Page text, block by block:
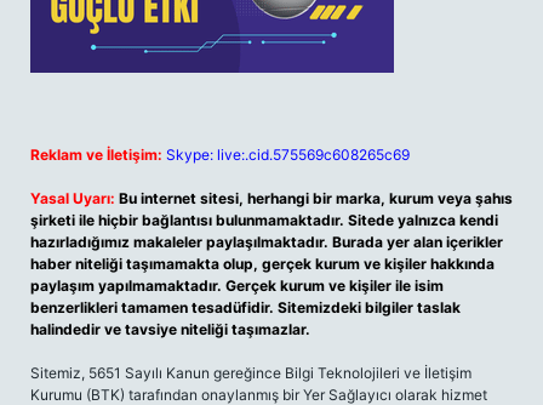
Reklam ve İletişim: Skype: live:.cid.575569c608265c69
Yasal Uyarı: Bu internet sitesi, herhangi bir marka, kurum veya şahıs
şirketi ile hiçbir bağlantısı bulunmamaktadır. Sitede yalnızca kendi
hazırladığımız makaleler paylaşılmaktadır. Burada yer alan içerikler
haber niteliği taşımamakta olup, gerçek kurum ve kişiler hakkında
paylaşım yapılmamaktadır. Gerçek kurum ve kişiler ile isim
benzerlikleri tamamen tesadüfidir. Sitemizdeki bilgiler taslak
halindedir ve tavsiye niteliği taşımazlar.
Sitemiz, 5651 Sayılı Kanun gereğince Bilgi Teknolojileri ve İletişim
Kurumu (BTK) tarafından onaylanmış bir Yer Sağlayıcı olarak hizmet